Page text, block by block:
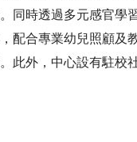
同時透過多元感官學
配合專業幼兒照顧及
此外，中心設有駐校